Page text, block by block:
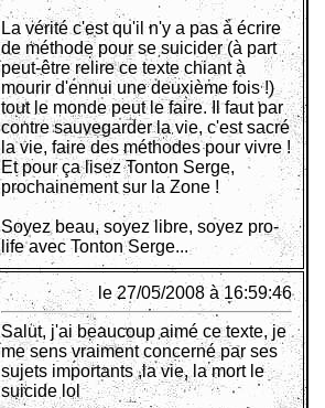
La vérité c'est qu'il n'y a pas à écrire
de méthode pour se suicider (à part
peut-être relire ce texte chiant à
mourir d'ennui une deuxième fois !)
tout le monde peut le faire. Il faut par
contre sauvegarder la vie, c'est sacré
la vie, faire des méthodes pour vivre !
Et pour ça lisez Tonton Serge,
prochainement sur la Zone !
Soyez beau, soyez libre, soyez pro-
life avec Tonton Serge...
le 27/05/2008 à 16:59:46
Salut, j'ai beaucoup aimé ce texte, je
me sens vraiment concerné par ses
sujets importants ,la vie, la mort le
suicide lol